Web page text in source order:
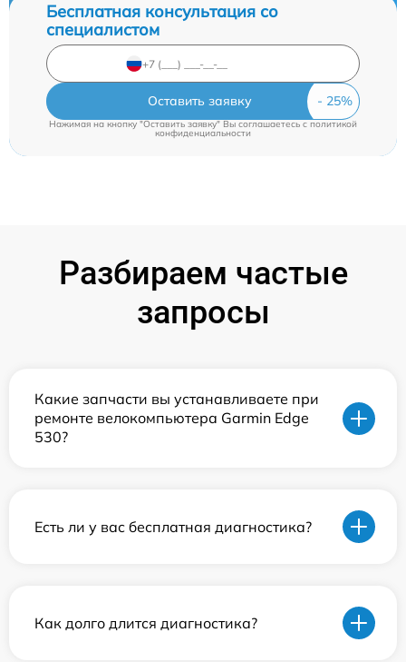
Бесплатная консультация со
специалистом
Оставить заявку
Нажимая на кнопку "Оставить заявку" Вы соглашаетесь c политикой
конфиденциальности
Разбираем частые
запросы
Какие запчасти вы устанавливаете при
ремонте велокомпьютера Garmin Edge
530?
Есть ли у вас бесплатная диагностика?
Как долго длится диагностика?